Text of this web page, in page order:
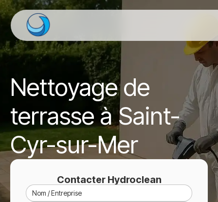
Nettoyage de
terrasse à Saint-
Cyr-sur-Mer
Contacter Hydroclean